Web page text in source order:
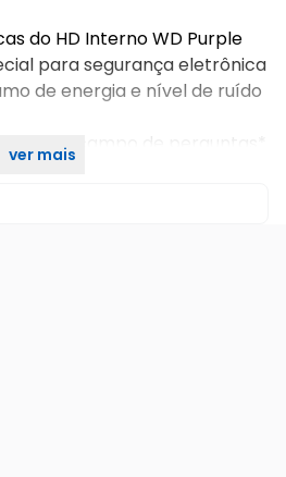
do HD Interno WD Purple
para segurança eletrônica
de energia e nível de ruído
no campo de perguntas*
ver mais